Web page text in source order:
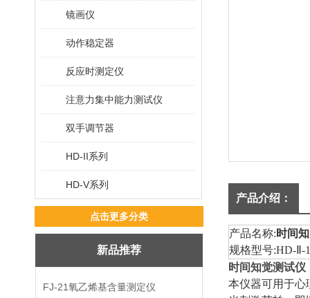
镜画仪
动作稳定器
反应时测定仪
注意力集中能力测试仪
双手调节器
HD-II系列
HD-V系列
点击更多分类
新品推荐
FJ-21氧乙烯基含量测定仪
产品介绍：
产品名称: 时间
规格型号:HD- -
时间知觉测试仪
本仪器可用于心